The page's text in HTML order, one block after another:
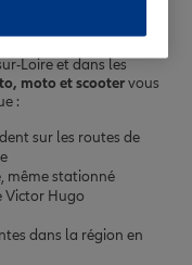
Loire et dans les
moto et scootervous
:
sur les routes de
même stationné
Victor Hugo
dans la région en